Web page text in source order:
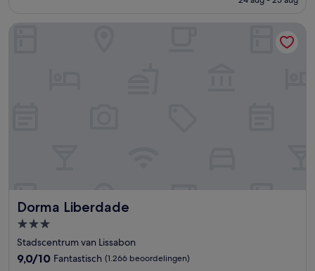
Dorma Liberdade
Dorma Liberdade
3.0-
sterrenaccommodatie
Stadscentrum van Lissabon
9.0
9,0/10 Fantastisch (1.266 beoordelingen)
Dorma Liberdade